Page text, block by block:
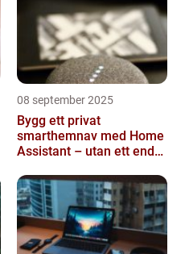
08 september 2025
Bygg ett privat
smarthemnav med Home
Assistant – utan ett enda